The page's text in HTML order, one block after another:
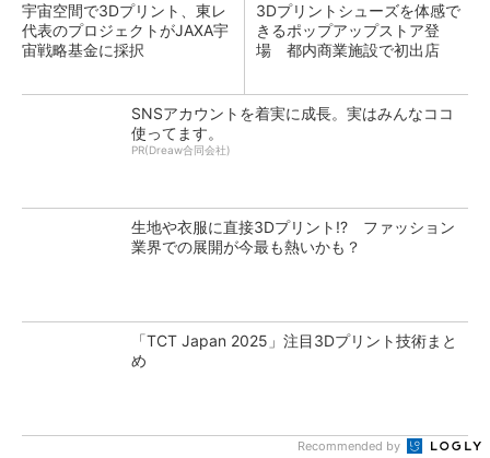
宇宙空間で3Dプリント、東レ
代表のプロジェクトがJAXA宇
宙戦略基金に採択
3Dプリントシューズを体感で
きるポップアップストア登
場 都内商業施設で初出店
SNSアカウントを着実に成長。実はみんなココ
使ってます。
PR(Dreaw合同会社)
生地や衣服に直接3Dプリント!? ファッション
業界での展開が今最も熱いかも？
「TCT Japan 2025」注目3Dプリント技術まと
め
Recommended by